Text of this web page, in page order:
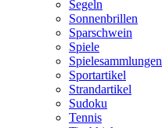
Segeln
Sonnenbrillen
Sparschwein
Spiele
Spielesammlungen
Sportartikel
Strandartikel
Sudoku
Tennis